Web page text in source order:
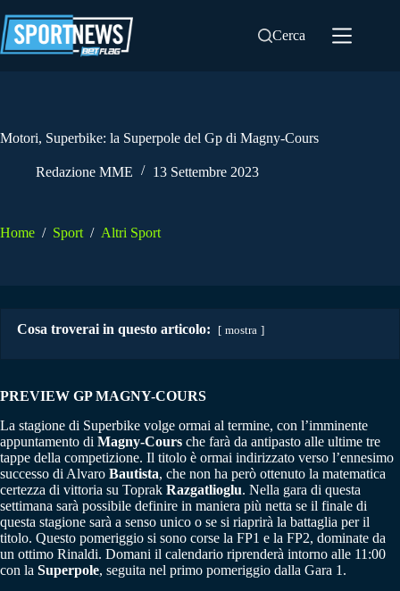
al
contenuto
Cerca
Motori, Superbike: la Superpole del Gp di Magny-Cours
Redazione MME 13 Settembre 2023
Home / Sport / Altri Sport
Cosa troverai in questo articolo: mostra
PREVIEW GP MAGNY-COURS
La stagione di Superbike volge ormai al termine, con l’imminente
appuntamento di Magny-Cours che farà da antipasto alle ultime tre
tappe della competizione. Il titolo è ormai indirizzato verso l’ennesimo
successo di Alvaro Bautista, che non ha però ottenuto la matematica
certezza di vittoria su Toprak Razgatlioglu. Nella gara di questa
settimana sarà possibile definire in maniera più netta se il finale di
questa stagione sarà a senso unico o se si riaprirà la battaglia per il
titolo. Questo pomeriggio si sono corse la FP1 e la FP2, dominate da
un ottimo Rinaldi. Domani il calendario riprenderà intorno alle 11:00
con la Superpole, seguita nel primo pomeriggio dalla Gara 1.